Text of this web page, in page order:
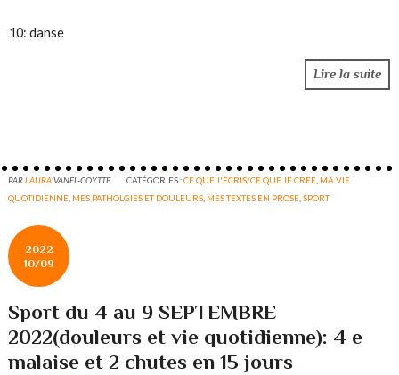
10: danse
Lire la suite
PARLAURAVANEL-COYTTE CATÉGORIES :CE QUE J'ECRIS/CE QUE JE CREE MA VIE
QUOTIDIENNE MES PATHOLGIES ET DOULEURS MES TEXTES EN PROSE ,SPORT
2022
10/09
Sport du 4 au 9 SEPTEMBRE
2022(douleurs et vie quotidienne): 4 e
malaise et 2 chutes en 15 jours